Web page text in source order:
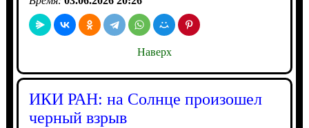
Наверх
ИКИ РАН: на Солнце произошел
черный взрыв